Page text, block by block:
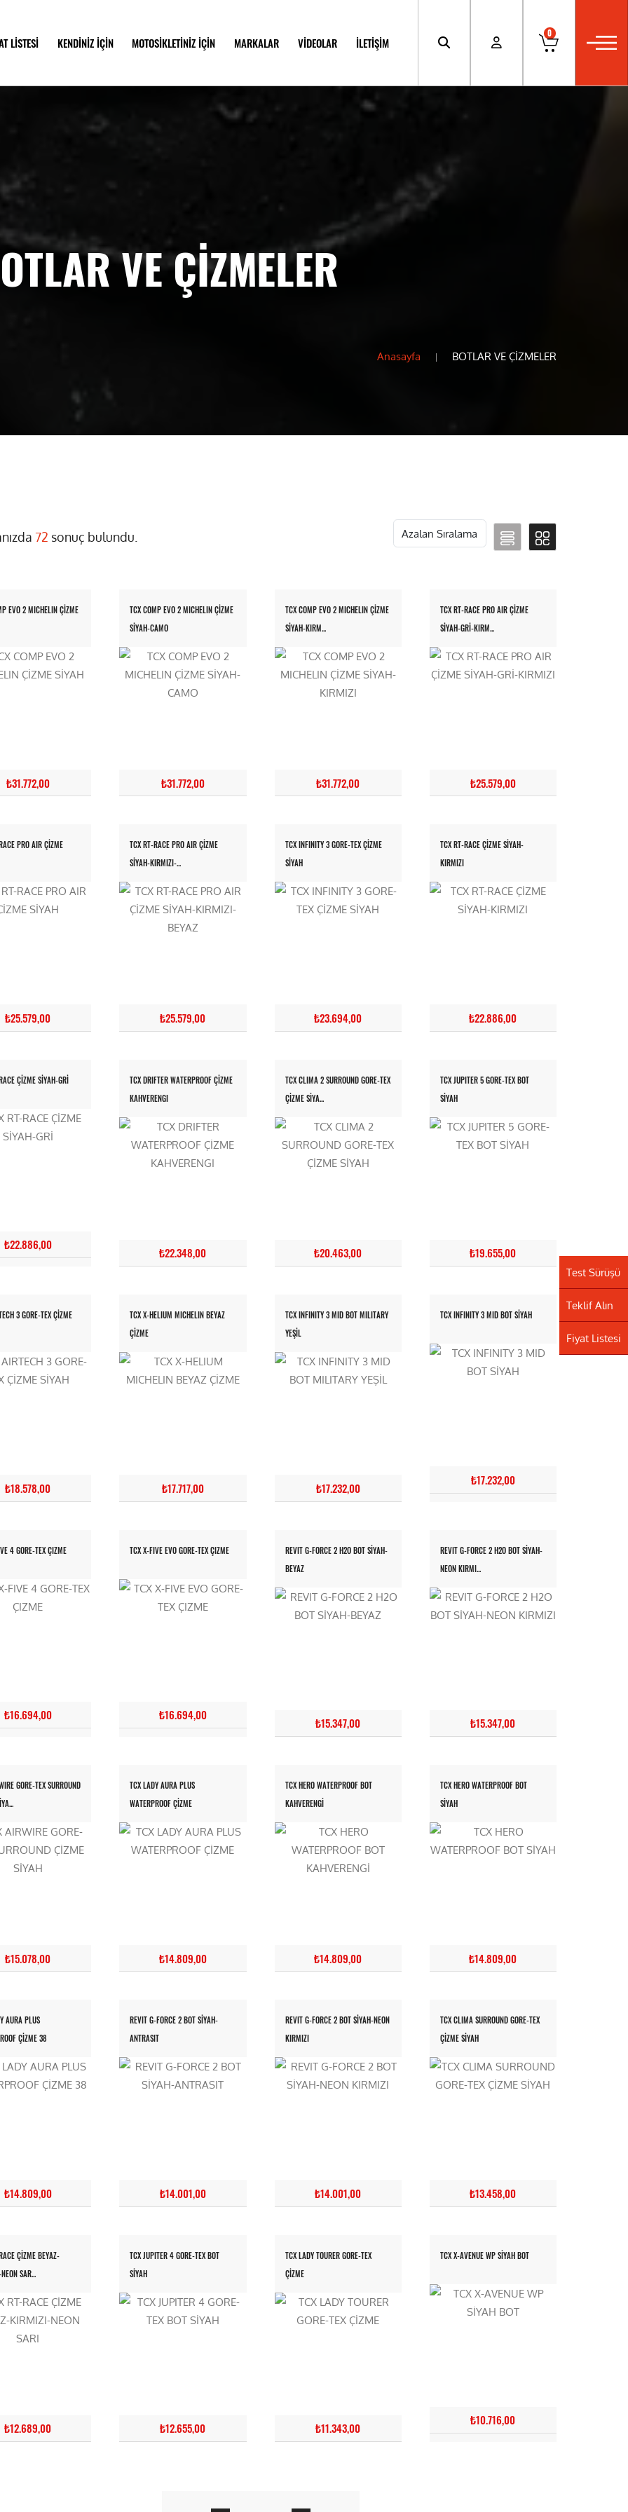
LİSTESİ KENDİNİZ İÇİN MOTOSİKLETİNİZ İÇİN MARKALAR VİDEOLAR İLETİŞİM
0
VE ÇİZMELER
Anasayfa BOTLAR VE ÇİZMELER
72 sonuç bulundu.
EVO 2 MICHELIN ÇİZME
₺31.772,00
TCX COMP EVO 2 MICHELIN ÇİZME
SİYAH-CAMO
₺31.772,00
TCX COMP EVO 2 MICHELIN ÇİZME
SİYAH-KIRM...
₺31.772,00
TCX RT-RACE PRO AIR ÇİZME
SİYAH-GRİ-KIRM...
₺25.579,00
PRO AIR ÇİZME
₺25.579,00
TCX RT-RACE PRO AIR ÇİZME
SİYAH-KIRMIZI-...
₺25.579,00
TCX INFINITY 3 GORE-TEX ÇİZME
SİYAH
₺23.694,00
TCX RT-RACE ÇİZME SİYAH-
KIRMIZI
₺22.886,00
ÇİZME SİYAH-GRİ
₺22.886,00
TCX DRIFTER WATERPROOF ÇİZME
KAHVERENGI
₺22.348,00
TCX CLIMA 2 SURROUND GORE-TEX
ÇİZME SİYA...
₺20.463,00
TCX JUPITER 5 GORE-TEX BOT
SİYAH
₺19.655,00
3 GORE-TEX ÇİZME
₺18.578,00
TCX X-HELIUM MICHELIN BEYAZ
ÇİZME
₺17.717,00
TCX INFINITY 3 MID BOT MILITARY
YEŞİL
₺17.232,00
TCX INFINITY 3 MID BOT SİYAH
₺17.232,00
4 GORE-TEX ÇIZME
₺16.694,00
TCX X-FIVE EVO GORE-TEX ÇIZME
₺16.694,00
REVIT G-FORCE 2 H2O BOT SİYAH-
BEYAZ
₺15.347,00
REVIT G-FORCE 2 H2O BOT SİYAH-
NEON KIRMI...
₺15.347,00
GORE-TEX SURROUND
₺15.078,00
TCX LADY AURA PLUS
WATERPROOF ÇİZME
₺14.809,00
TCX HERO WATERPROOF BOT
KAHVERENGİ
₺14.809,00
TCX HERO WATERPROOF BOT
SİYAH
₺14.809,00
AURA PLUS
ÇİZME 38
₺14.809,00
REVIT G-FORCE 2 BOT SİYAH-
ANTRASIT
₺14.001,00
REVIT G-FORCE 2 BOT SİYAH-NEON
KIRMIZI
₺14.001,00
TCX CLIMA SURROUND GORE-TEX
ÇİZME SİYAH
₺13.458,00
ÇİZME BEYAZ-
SAR...
₺12.689,00
TCX JUPITER 4 GORE-TEX BOT
SİYAH
₺12.655,00
TCX LADY TOURER GORE-TEX
ÇİZME
₺11.343,00
TCX X-AVENUE WP SİYAH BOT
₺10.716,00
Test Sürüşü
Teklif Alın
Fiyat Listesi